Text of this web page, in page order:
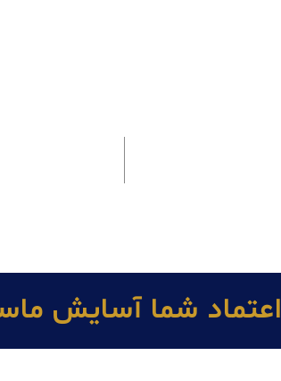
اعتماد شما آسايش